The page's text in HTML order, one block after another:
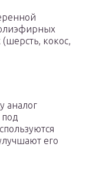
кокос,
аналог
его